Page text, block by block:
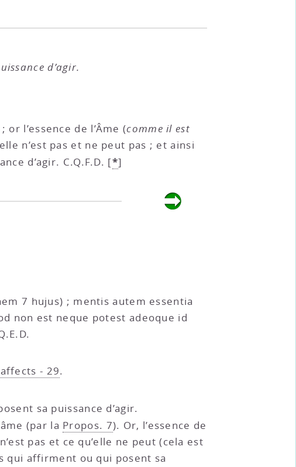
d’agir.
or l’essence de l’Âme (comme il est
n’est pas et ne peut pas ; et ainsi
d’agir. C.Q.F.D. [*]
7 hujus) ; mentis autem essentia
non est neque potest adeoque id
- 29.
sa puissance d’agir.
(par la Propos. 7). Or, l’essence de
pas et ce qu’elle ne peut (cela est
qui affirment ou qui posent sa